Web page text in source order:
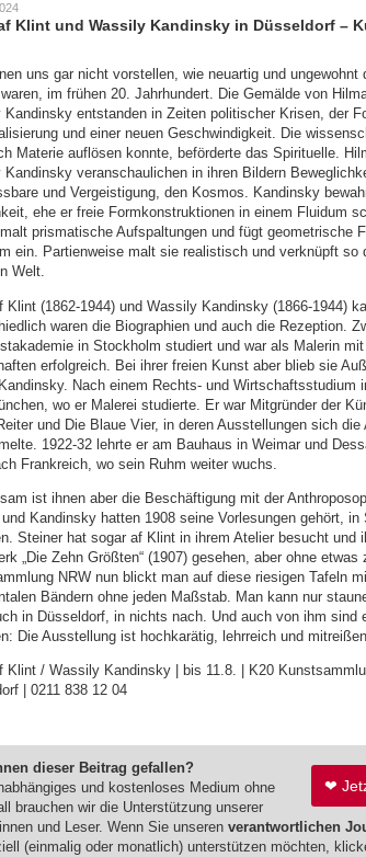
Klint und Wassily Kandinsky in Düsseldorf –
uns gar nicht vorstellen, wie neuartig und ungewohnt
im frühen 20. Jahrhundert. Die Gemälde von
Kandinsky entstanden in Zeiten politischer Krisen, der
und einer neuen Geschwindigkeit. Die
Materie auflösen konnte, beförderte das Spirituelle.
Kandinsky veranschaulichen in ihren Bildern
und Vergeistigung, den Kosmos. Kandinsky
ehe er freie Formkonstruktionen in einem Fluidum
prismatische Aufspaltungen und fügt geometrische
ein. Partienweise malt sie realistisch und verknüpft so
Welt.
Klint (1862-1944) und Wassily Kandinsky (1866-1944)
waren die Biographien und auch die Rezeption.
in Stockholm studiert und war als Malerin
erfolgreich. Bei ihrer freien Kunst aber blieb sie
Nach einem Rechts- und Wirtschaftsstudium
wo er Malerei studierte. Er war Mitgründer der
und Die Blaue Vier, in deren Ausstellungen sich die
1922-32 lehrte er am Bauhaus in Weimar und
Frankreich, wo sein Ruhm weiter wuchs.
ist ihnen aber die Beschäftigung mit der
Kandinsky hatten 1908 seine Vorlesungen gehört, in
Steiner hat sogar af Klint in ihrem Atelier besucht und
„Die Zehn Größten“ (1907) gesehen, aber ohne
NRW nun blickt man auf diese riesigen Tafeln
Bändern ohne jeden Maßstab. Man kann nur
in Düsseldorf, in nichts nach. Und auch von ihm sind
Die Ausstellung ist hochkarätig, lehrreich und
Klint / Wassily Kandinsky | bis 11.8. | K20
| 0211 838 12 04
❤
dieser Beitrag gefallen?
und kostenloses Medium ohne
brauchen wir die Unterstützung unserer
und Leser. Wenn Sie unseren verantwortlichen
(einmalig oder monatlich) unterstützen möchten,